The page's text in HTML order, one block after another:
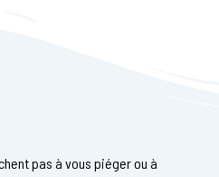
pas à vous piéger ou à